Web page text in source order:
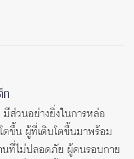
ก
มีส่วนอย่างยิ่งในการหล่อ
ตขึ้น ผู้ที่เติบโตขึ้นมาพร้อม
นที่ไม่ปลอดภัย ผู้คนรอบกาย